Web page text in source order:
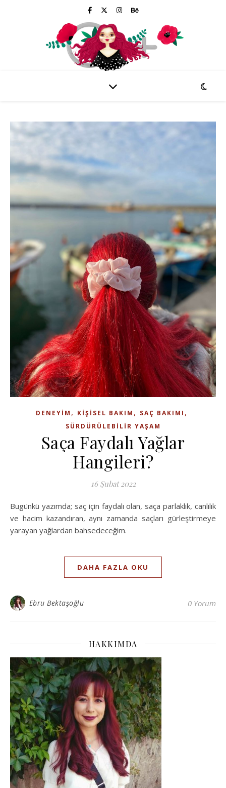
DENEYIM , KIŞISEL BAKIM , SAÇ BAKIMI ,
SÜRDÜRÜLEBILIR YAŞAM
Saça Faydalı Yağlar
Hangileri?
16 Şubat 2022
Bugünkü yazımda; saç için faydalı olan, saça parlaklık, canlılık
ve hacim kazandıran, aynı zamanda saçları gürleştirmeye
yarayan yağlardan bahsedeceğim.
DAHA FAZLA OKU
Ebru Bektaşoğlu 0 Yorum
HAKKIMDA